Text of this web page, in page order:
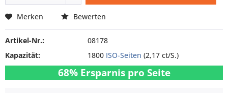
Merken Bewerten
Artikel-Nr.:
08178
Kapazität:
1800 ISO-Seiten (2,17 ct/S.)
68% Ersparnis pro Seite